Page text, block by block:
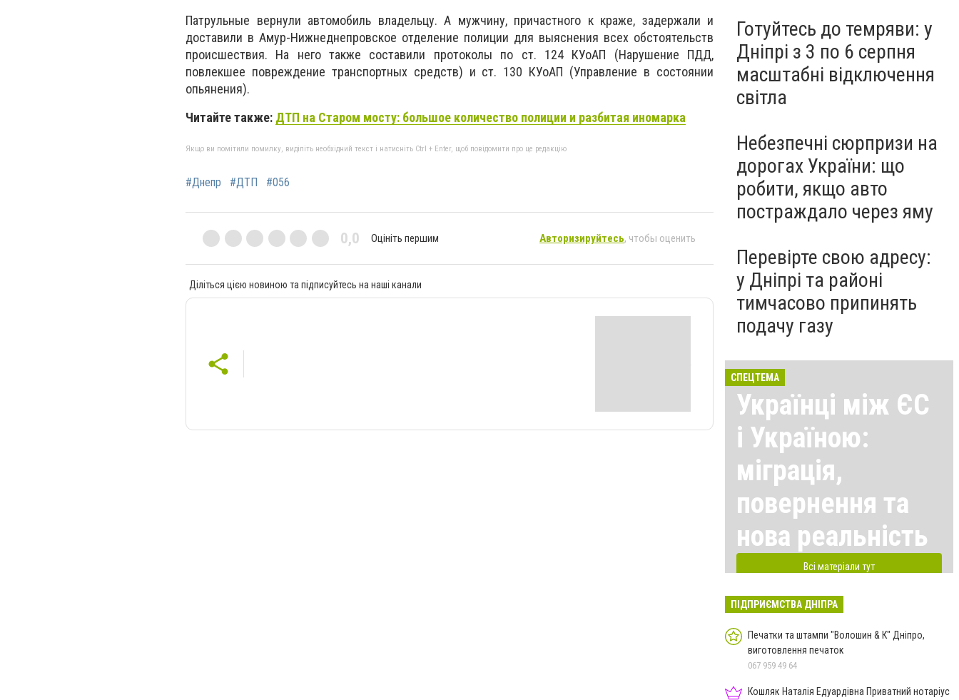
Патрульные вернули автомобиль владельцу. А мужчину, причастного к краже, задержали и
доставили в Амур-Нижнеднепровское отделение полиции для выяснения всех обстоятельств
происшествия. На него также составили протоколы по ст. 124 КУоАП (Нарушение ПДД,
повлекшее повреждение транспортных средств) и ст. 130 КУоАП (Управление в состоянии
опьянения).
Читайте также: ДТП на Старом мосту: большое количество полиции и разбитая иномарка
Якщо ви помітили помилку, виділіть необхідний текст і натисніть Ctrl + Enter, щоб повідомити про це редакцію
#Днепр #ДТП #056
0,0 Оцініть першим Авторизируйтесь, чтобы оценить
Діліться цією новиною та підписуйтесь на наші канали
Готуйтесь до темряви: у
Дніпрі з 3 по 6 серпня
масштабні відключення
світла
Небезпечні сюрпризи на
дорогах України: що
робити, якщо авто
постраждало через яму
Перевірте свою адресу:
у Дніпрі та районі
тимчасово припинять
подачу газу
СПЕЦТЕМА
Українці між ЄС
і Україною:
міграція,
повернення та
нова реальність
Всі матеріали тут
ПІДПРИЄМСТВА ДНІПРА
Печатки та штампи "Волошин & К" Дніпро,
виготовлення печаток
067 959 49 64
Кошляк Наталія Едуардівна Приватний нотаріус